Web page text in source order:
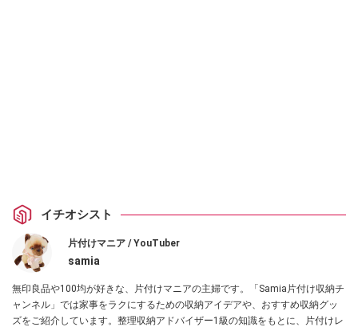
イチオシスト
片付けマニア / YouTuber
samia
無印良品や100均が好きな、片付けマニアの主婦です。「Samia片付け収納チ
ャンネル」では家事をラクにするための収納アイデアや、おすすめ収納グッ
ズをご紹介しています。整理収納アドバイザー1級の知識をもとに、片付けレ